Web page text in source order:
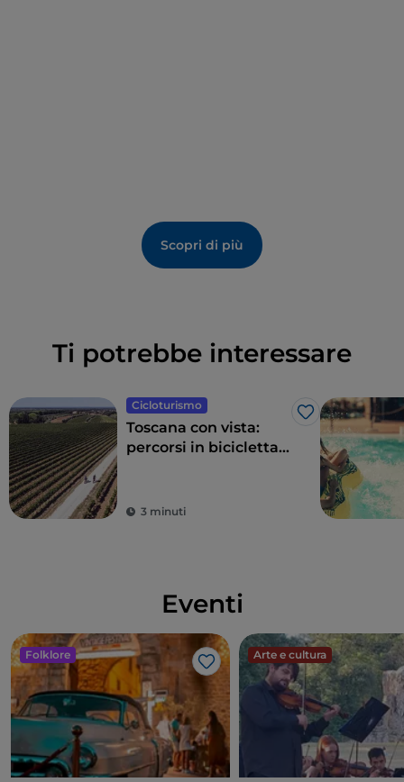
Scopri di più
Ti potrebbe interessare
Cicloturismo
Like
Toscana con vista:
percorsi in bicicletta
3 minuti
Eventi
Folklore
Like
Arte e cultura